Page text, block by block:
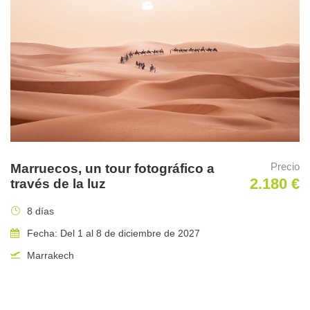
Suplemento habitación individual 80€.
Comidas
Desayunos incluidos.
Algunas imágenes del viaje
Marruecos, un tour fotográfico a
través de la luz
Precio
2.180 €
8 días
Fecha: Del 1 al 8 de diciembre de 2027
Marrakech